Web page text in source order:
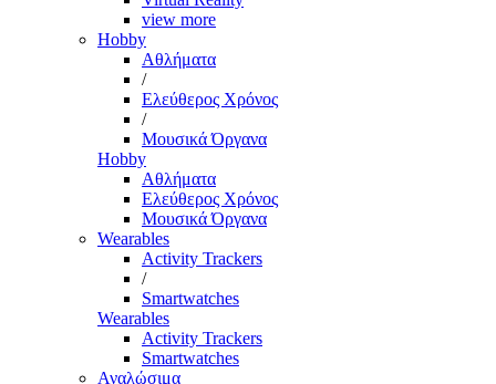
view more
Hobby
Αθλήματα
/
Ελεύθερος Χρόνος
/
Μουσικά Όργανα
Hobby
Αθλήματα
Ελεύθερος Χρόνος
Μουσικά Όργανα
Wearables
Activity Trackers
/
Smartwatches
Wearables
Activity Trackers
Smartwatches
Αναλώσιμα